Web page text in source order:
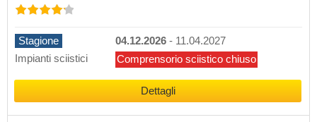
Stagione 04.12.2026 - 11.04.2027
Impianti sciistici
Comprensorio sciistico chiuso
Dettagli